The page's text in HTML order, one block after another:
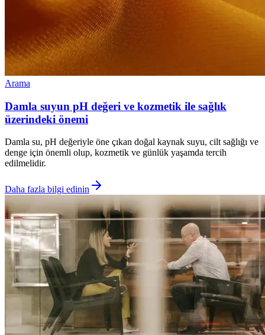
Arama
Damla suyun pH değeri ve kozmetik ile sağlık
üzerindeki önemi
Damla su, pH değeriyle öne çıkan doğal kaynak suyu, cilt sağlığı ve
denge için önemli olup, kozmetik ve günlük yaşamda tercih
edilmelidir.
Daha fazla bilgi edinin